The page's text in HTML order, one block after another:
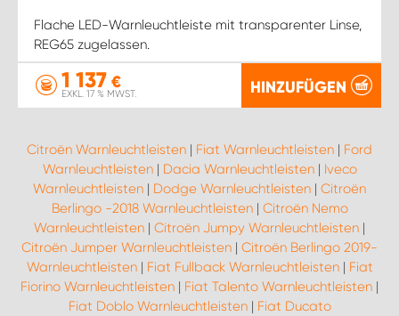
Flache LED-Warnleuchtleiste mit transparenter Linse,
REG65 zugelassen.
1 137 €
EXKL. 17 % MWST. HINZUFÜGEN
Citroën Warnleuchtleisten | Fiat Warnleuchtleisten | Ford
Warnleuchtleisten| Dacia Warnleuchtleisten| Iveco
Warnleuchtleisten | Dodge Warnleuchtleisten | Citroën
Berlingo -2018 Warnleuchtleisten| Citroën Nemo
Warnleuchtleisten | Citroën Jumpy Warnleuchtleisten |
Citroën Jumper Warnleuchtleisten | Citroën Berlingo 2019-
Warnleuchtleisten| Fiat Fullback Warnleuchtleisten| Fiat
Fiorino Warnleuchtleisten | Fiat Talento Warnleuchtleisten |
Fiat Doblo Warnleuchtleisten| Fiat Ducato